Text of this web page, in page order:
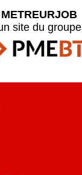
METREURJOB
site du groupe